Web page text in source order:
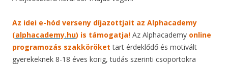
Az idei e-hód verseny díjazottjait az Alphacademy
(alphacademy.hu) is támogatja! Az Alphacademy online
programozás szakköröket tart érdeklődő és motivált
gyerekeknek 8-18 éves korig, tudás szerinti csoportokra